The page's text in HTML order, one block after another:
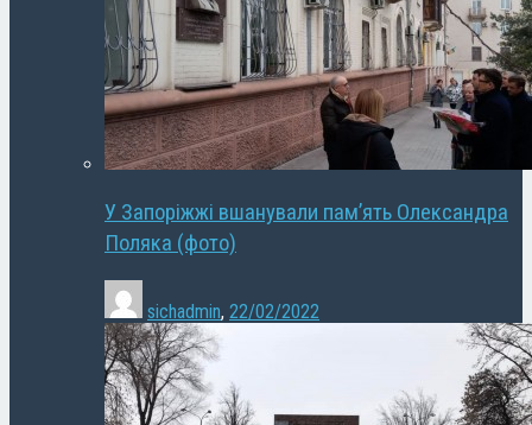
У Запоріжжі вшанували пам’ять Олександра
Поляка (фото)
sichadmin, 22/02/2022